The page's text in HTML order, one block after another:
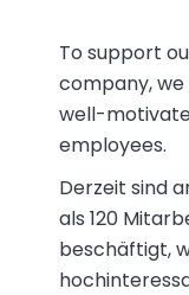
To support
company, we
well-
employees.
Derzeit sind
als 120
beschäftigt,